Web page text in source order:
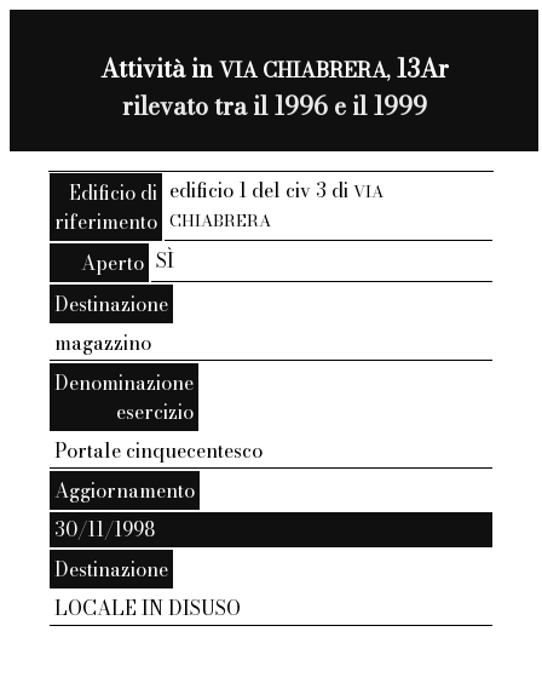
Attività inVIA CHIABRERA,13Ar
rilevato tra il 1996 e il 1999
Edificio di
riferimento
edificio 1 del civ 3 diVIA
CHIABRERA
Aperto SÌ
Destinazione
magazzino
Denominazione
esercizio
Portale cinquecentesco
Aggiornamento
30/11/1998
Destinazione
LOCALE IN DISUSO